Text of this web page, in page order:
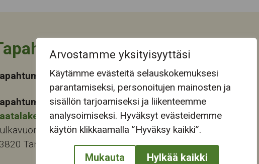
Arvostamme yksityisyyttäsi
Käytämme evästeitä selauskokemuksesi
parantamiseksi, personoitujen mainosten ja
sisällön tarjoamiseksi ja liikenteemme
analysoimiseksi. Hyväksyt evästeidemme
käytön klikkaamalla ”Hyväksy kaikki”.
Mukauta Hylkää kaikki
tiedot
aika
6
Tampere